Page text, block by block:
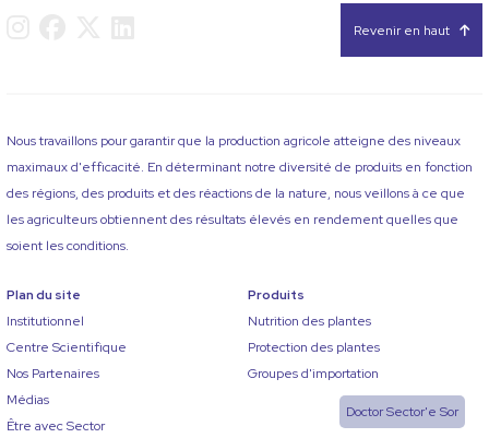
Doctor Sector'e Sor
Revenir en haut
Nous travaillons pour garantir que la production agricole atteigne des niveaux
maximaux d'efficacité. En déterminant notre diversité de produits en fonction
des régions, des produits et des réactions de la nature, nous veillons à ce que
les agriculteurs obtiennent des résultats élevés en rendement quelles que
soient les conditions.
Plan du site
Institutionnel
Centre Scientifique
Nos Partenaires
Médias
Être avec Sector
Produits
Nutrition des plantes
Protection des plantes
Groupes d'importation